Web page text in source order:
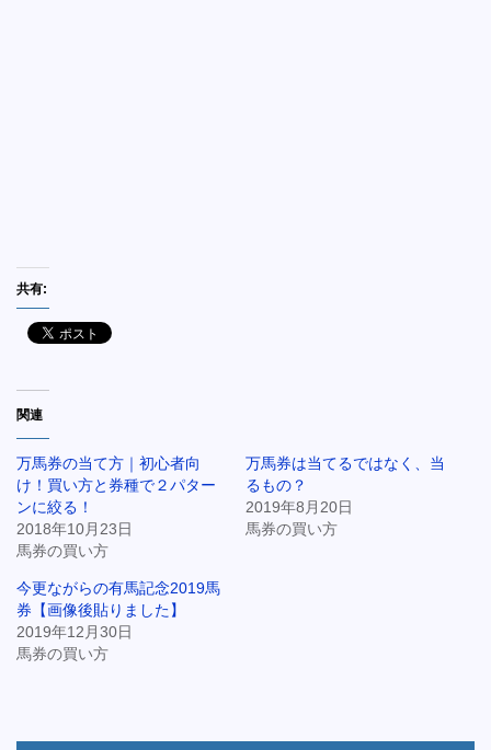
共有:
関連
万馬券の当て方｜初心者向
け！買い方と券種で２パター
ンに絞る！
2018年10月23日
馬券の買い方
万馬券は当てるではなく、当
るもの？
2019年8月20日
馬券の買い方
今更ながらの有馬記念2019馬
券【画像後貼りました】
2019年12月30日
馬券の買い方